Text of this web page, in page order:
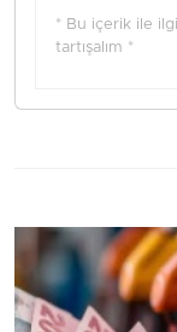
* Bu içerik ile
tartışalım *